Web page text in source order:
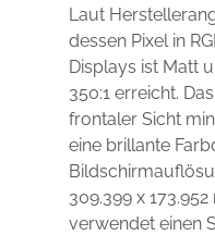
Laut
dessen Pixel in
Displays ist Matt
350:1 erreicht.
frontaler Sicht
eine brillante
309.399 x
verwendet einen